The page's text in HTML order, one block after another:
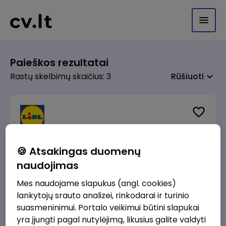
Paieškos rezultatai
Rastų skelbimų skaičius: 3 Rūšiuoti
Statybų kokybės ir projektų specialistas (-
ė)
Lidl Lietuva, UAB
2800 - 3200 €/mėn. Prieš mokesčius
🍪 Atsakingas duomenų
naudojimas
Mes naudojame slapukus (angl. cookies)
lankytojų srauto analizei, rinkodarai ir turinio
suasmeninimui. Portalo veikimui būtini slapukai
yra įjungti pagal nutylėjimą, likusius galite valdyti